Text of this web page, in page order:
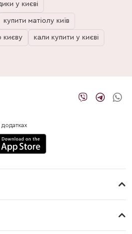
у києві
купити матіолу київ
києву кали купити у києві